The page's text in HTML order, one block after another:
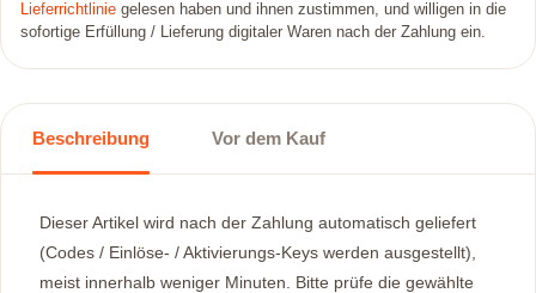
Lieferrichtlinie gelesen haben und ihnen zustimmen, und willigen in die
sofortige Erfüllung / Lieferung digitaler Waren nach der Zahlung ein.
Beschreibung Vor dem Kauf
Dieser Artikel wird nach der Zahlung automatisch geliefert
(Codes / Einlöse- / Aktivierungs-Keys werden ausgestellt),
meist innerhalb weniger Minuten. Bitte prüfe die gewählte